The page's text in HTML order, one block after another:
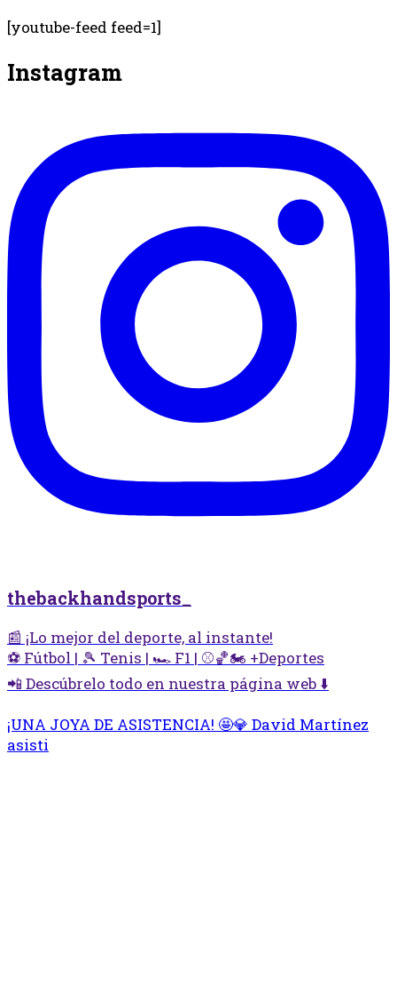
[youtube-feed feed=1]
Instagram
thebackhandsports_
📰 ¡Lo mejor del deporte, al instante!
⚽ Fútbol | 🎾 Tenis | 🏎️ F1 | ⚾🏀🏍️ +Deportes
📲 Descúbrelo todo en nuestra página web ⬇️
¡UNA JOYA DE ASISTENCIA! 🤩💎 David Martínez
asisti